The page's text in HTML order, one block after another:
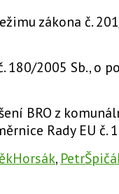
zákona č.
180/2005 Sb., o
BRO z
Rady EU č.
,